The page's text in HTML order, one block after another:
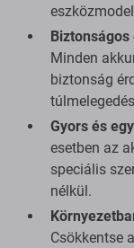
Minden
biztonság
Gyors és
esetben az
speciális
nélkül.
Csökkentse